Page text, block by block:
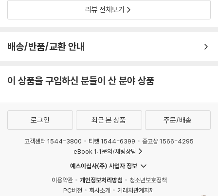
격이 다른 액션 카리스마, 에릭 바나와 케이트 블란쳇
자인 스티븐 스필버그, '웨이 백'의 피터 위어, '어톤먼트'의 조 라이트 등 세
운 공격력과 절도 있는 동작, 우아한 액션 안무에 대한 화답이 거센 가운데,
할리우드의 야심찬 비밀 병기답게 근육질 남자 톱스타들과 어깨를 나란히
하며 액션 스타의 자리를 굳혔다. 에릭 바나와 케이트 블란쳇은 한나를 둘
러싼 핵심 인물들로 가세했다. 에릭 바나는 딸인 한나에게 고도의 살인 기
술을 가르치는 아버지이자 격투에 정통한 전직 CIA 요원으로, 케이트 블란
쳇은 한나를 쫓으며 소녀에게 총을 겨누는 냉혹한 특수요원으로 변신했다.
'트로이', '뮌헨'에서의 선 굵은 연기로 신뢰를 획득한 에릭 바나는 영화 인
으로, 소개의 시간을 조금 가져볼까리뷰 전체보기
배송/반품/교환 안내
이 상품을 구입하신 분들이 산 분야 상품
로그인 최근 본 상품 주문/배송
고객센터 1544-3800 티켓 1544-6399
중고샵 1566-4295
eBook 1:1문의/채팅상담
예스이십사(주) 사업자 정보
이용약관
개인정보처리방침
청소년보호정책
PC버전
회사소개 거래처관계자께